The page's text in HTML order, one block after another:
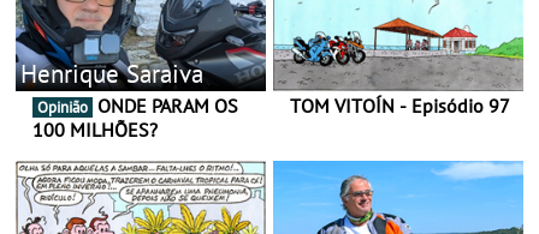
Henrique Saraiva
Opinião
100 MILHÕES?
TOM VITOÍN - Episódio 97